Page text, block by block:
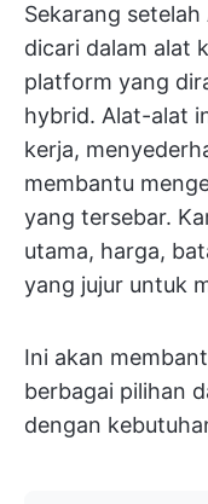
Sekarang
dicari dalam alat
platform yang
hybrid. Alat-alat
kerja,
membantu
yang tersebar.
utama, harga,
yang jujur untuk
Ini akan
berbagai pilihan
dengan